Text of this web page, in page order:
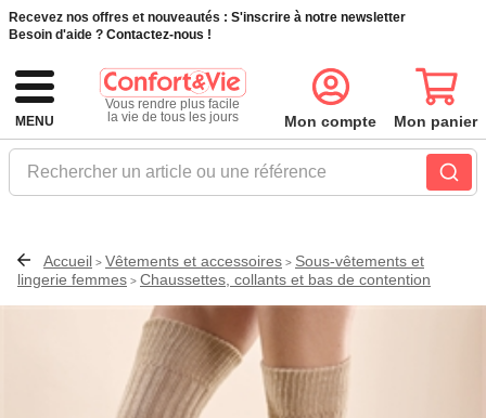
Recevez nos offres et nouveautés : S'inscrire à notre newsletter
Besoin d'aide ? Contactez-nous !
MENU
Vous rendre plus facile
la vie de tous les jours
Rechercher un article ou une référence
Mon compte Mon panier
Accueil > Vêtements et accessoires > Sous-vêtements et
lingerie femmes > Chaussettes, collants et bas de contention